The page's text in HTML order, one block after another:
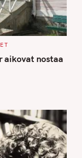
aikovat nostaa